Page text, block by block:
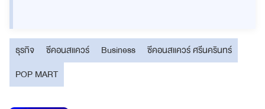
ธุรกิจ ซีคอนสแควร์ Business
ซีคอนสแควร์ ศรีนครินทร์
POP MART